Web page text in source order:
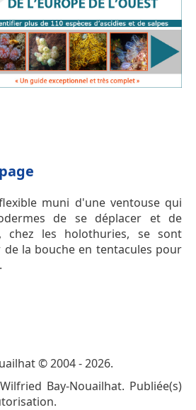
muni d'une ventouse qui
de se déplacer et de
chez les holothuries, se sont
la bouche en tentacules pour
© 2004 - 2026.
Bay-Nouailhat. Publiée(s)